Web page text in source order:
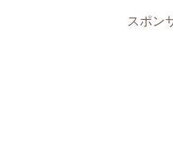
スポン